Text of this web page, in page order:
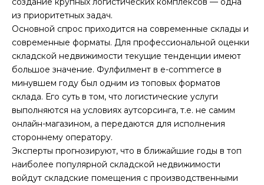
из приоритетных задач.
Основной спрос приходится на современные склады и
современные форматы. Для профессиональной оценки
складской недвижимости текущие тенденции имеют
большое значение. Фулфилмент в e-commerce в
минувшем году был одним из топовых форматов
склада. Его суть в том, что логистические услуги
выполняются на условиях аутсорсинга, т.е. не самим
онлайн-магазином, а передаются для исполнения
стороннему оператору.
Эксперты прогнозируют, что в ближайшие годы в топ
наиболее популярной складской недвижимости
войдут складские помещения с производственными